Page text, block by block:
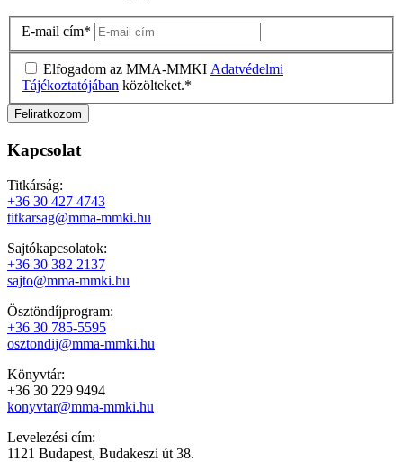
E-mail cím*
Elfogadom az MMA-MMKI Adatvédelmi
Tájékoztatójában közölteket.*
Kapcsolat
Titkárság:
+36 30 427 4743
titkarsag@mma-mmki.hu
Sajtókapcsolatok:
+36 30 382 2137
sajto@mma-mmki.hu
Ösztöndíjprogram:
+36 30 785-5595
osztondij@mma-mmki.hu
Könyvtár:
+36 30 229 9494
konyvtar@mma-mmki.hu
Levelezési cím:
1121 Budapest, Budakeszi út 38.